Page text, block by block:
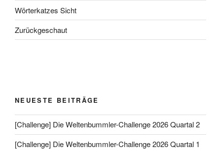
Wörterkatzes Sicht
Zurückgeschaut
NEUESTE BEITRÄGE
[Challenge] Die Weltenbummler-Challenge 2026 Quartal 2
[Challenge] Die Weltenbummler-Challenge 2026 Quartal 1